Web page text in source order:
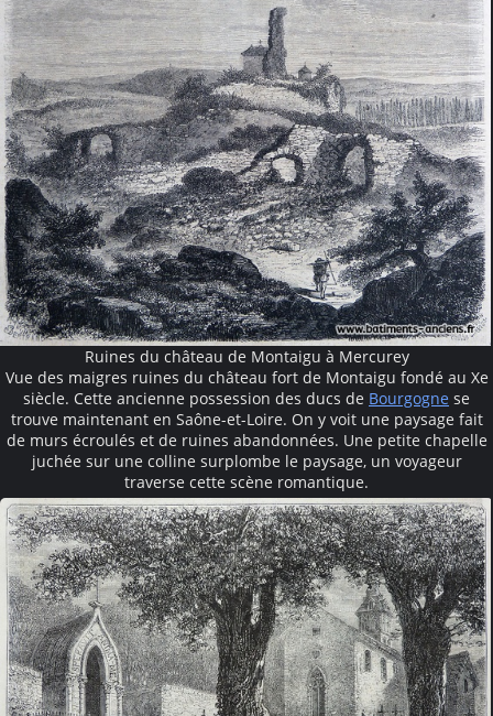
Ruines du château de Montaigu à Mercurey
Vue des maigres ruines du château fort de Montaigu fondé au Xe
siècle. Cette ancienne possession des ducs de Bourgogne se
trouve maintenant en Saône-et-Loire. On y voit une paysage fait
de murs écroulés et de ruines abandonnées. Une petite chapelle
juchée sur une colline surplombe le paysage, un voyageur
traverse cette scène romantique.